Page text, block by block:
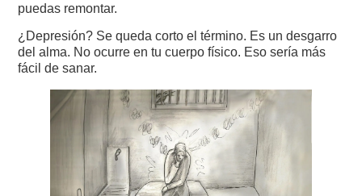
puedas remontar.
¿Depresión? Se queda corto el término. Es un desgarro
del alma. No ocurre en tu cuerpo físico. Eso sería más
fácil de sanar.